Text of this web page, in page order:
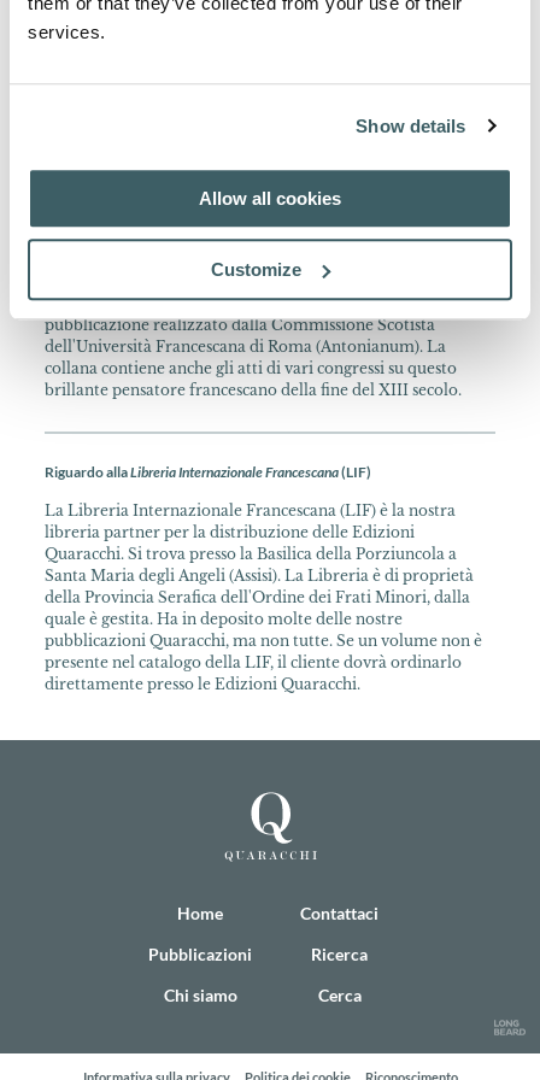
services.
Show details
Allow all cookies
Customize
Oxford, tenne lezioni a Parigi a partire dal 1302 e a Colonia
dal 1307. Ivi morì nel 1308. Le sue opere includono un
Informazione sulla Collana
Commissionis Scotisticae ad fidem codicum edita, praeeunte
(†) C. Balić, Civitas Vaticana, Typ. Polygl. Vaticana, 1950 et
seqq. In 4°.
L'edizione critica dell'Ordinatio e della Lectura di Scoto è un
altro fiore all'occhiello del nostro programma di ricerca e
pubblicazione realizzato dalla Commissione Scotista
dell'Università Francescana di Roma (Antonianum). La
collana contiene anche gli atti di vari congressi su questo
brillante pensatore francescano della fine del XIII secolo.
Riguardo allaLibreria Internazionale Francescana(LIF)
La Libreria Internazionale Francescana (LIF) è la nostra
libreria partner per la distribuzione delle Edizioni
Quaracchi. Si trova presso la Basilica della Porziuncola a
Santa Maria degli Angeli (Assisi). La Libreria è di proprietà
della Provincia Serafica dell'Ordine dei Frati Minori, dalla
quale è gestita. Ha in deposito molte delle nostre
pubblicazioni Quaracchi, ma non tutte. Se un volume non è
presente nel catalogo della LIF, il cliente dovrà ordinarlo
direttamente presso le Edizioni Quaracchi.
Home
Pubblicazioni
Chi siamo
Contattaci
Ricerca
Cerca